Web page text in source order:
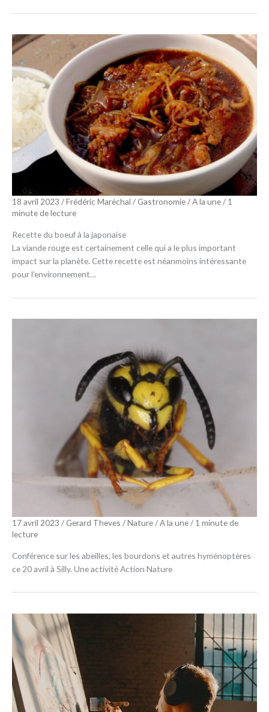
18 avril 2023 /Frédéric Maréchal /Gastronomie/A la une/ 1
minute de lecture
Recette du boeuf à la japonaise
La viande rouge est certainement celle qui a le plus important
impact sur la planète. Cette recette est néanmoins intéressante
pour l’environnement…
17 avril 2023 /Gerard Theves /Nature/A la une/ 1 minute de
lecture
Conférence sur les abeilles, les bourdons et autres hyménoptères
ce 20 avril à Silly. Une activité Action Nature